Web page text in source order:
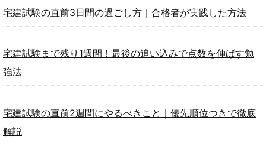
宅建試験の直前3日間の過ごし方｜合格者が実践した方法
宅建試験まで残り1週間！最後の追い込みで点数を伸ばす勉
強法
宅建試験の直前2週間にやるべきこと｜優先順位つきで徹底
解説